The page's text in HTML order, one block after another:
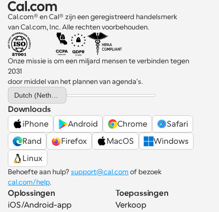
Cal.com® en Cal® zijn een geregistreerd handelsmerk
van Cal.com, Inc. Alle rechten voorbehouden.
Onze missie is om een miljard mensen te verbinden tegen
2031
door middel van het plannen van agenda's.
Select Language
Downloads
iPhone
Android Chrome
Safari
Rand
Firefox MacOS
Windows
Linux
Behoefte aan hulp? support@cal.com
cal.com/help.
Oplossingen
iOS/Android-app
Toepassingen
Verkoop